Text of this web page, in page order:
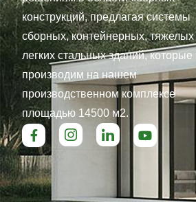
конструкций, предлагая системы
сборных, контейнерных, тяжелых
легких стальных зданий,
производим на нашем
производственном комплексе
площадью 14500 м2.